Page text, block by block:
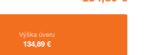
Výška úveru
134,89 €